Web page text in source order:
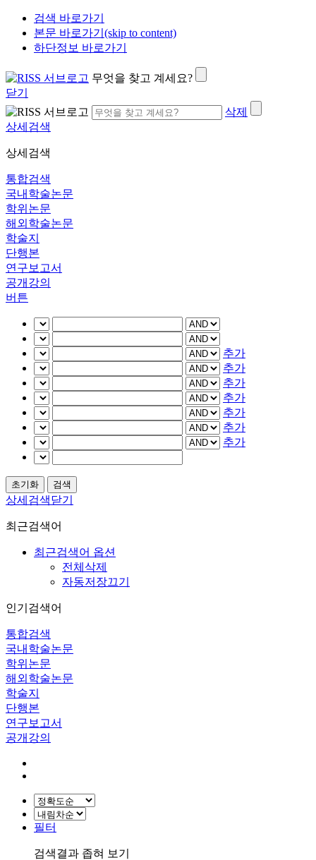
검색 바로가기
본문 바로가기(skip to content)
하단정보 바로가기
무엇을 찾고 계세요?
닫기
삭제
상세검색
상세검색
통합검색
국내학술논문
학위논문
해외학술논문
학술지
단행본
연구보고서
공개강의
버튼
추가
추가
추가
추가
추가
추가
추가
상세검색닫기
최근검색어
최근검색어 옵션
전체삭제
자동저장끄기
인기검색어
통합검색
국내학술논문
학위논문
해외학술논문
학술지
단행본
연구보고서
공개강의
필터
검색결과 좁혀 보기